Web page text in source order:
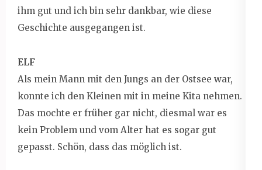
ihm gut und ich bin sehr dankbar, wie diese
Geschichte ausgegangen ist.
ELF
Als mein Mann mit den Jungs an der Ostsee war,
konnte ich den Kleinen mit in meine Kita nehmen.
Das mochte er früher gar nicht, diesmal war es
kein Problem und vom Alter hat es sogar gut
gepasst. Schön, dass das möglich ist.